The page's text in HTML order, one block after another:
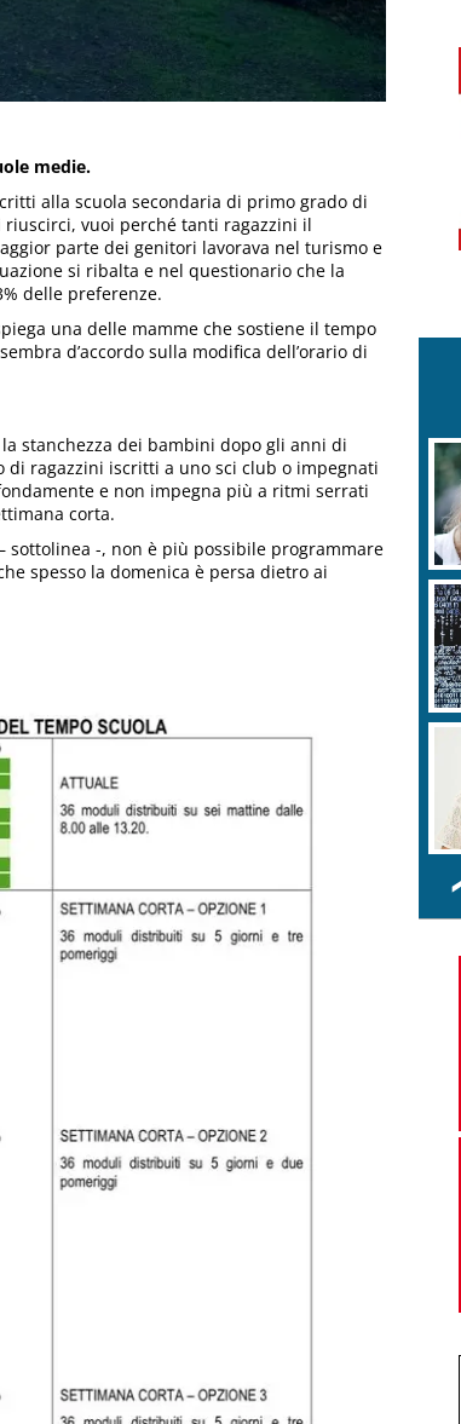
medie.
alla scuola secondaria di primo grado di
riuscirci, vuoi perché tanti ragazzini il
parte dei genitori lavorava nel turismo e
si ribalta e nel questionario che la
delle preferenze.
una delle mamme che sostiene il tempo
d’accordo sulla modifica dell’orario di
stanchezza dei bambini dopo gli anni di
di ragazzini iscritti a uno sci club o impegnati
e non impegna più a ritmi serrati
corta.
sottolinea -, non è più possibile programmare
spesso la domenica è persa dietro ai